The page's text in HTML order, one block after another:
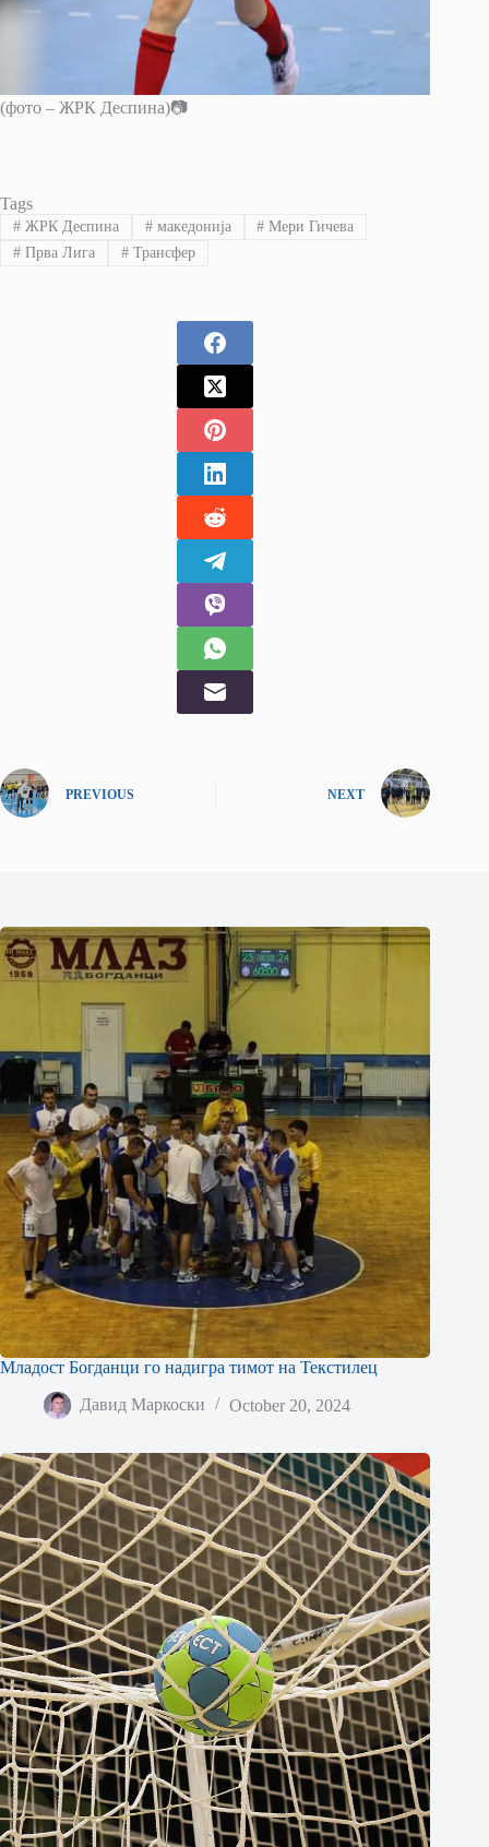
(фото – ЖРК Деспина)📷
Tags
#ЖРК Деспина #македонија # Мери Гичева
#Прва Лига #Трансфер
PREVIOUS NEXT
Младост Богданци го надигра тимот на Текстилец
Давид Маркоски October 20, 2024